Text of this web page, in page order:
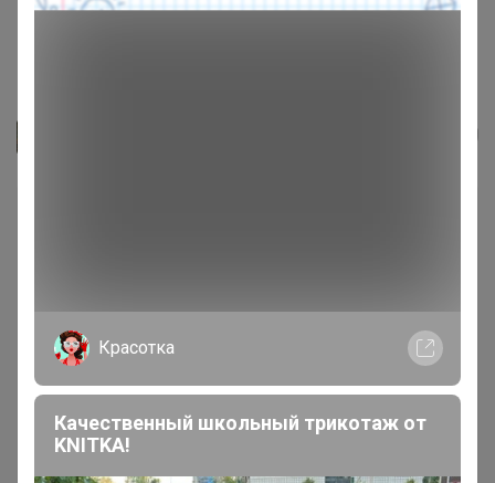
СП46 СИМА-ЛЕНД: НЕСКУЧНЫЕ...
Красотка
Качественный школьный трикотаж от
KNITKA!